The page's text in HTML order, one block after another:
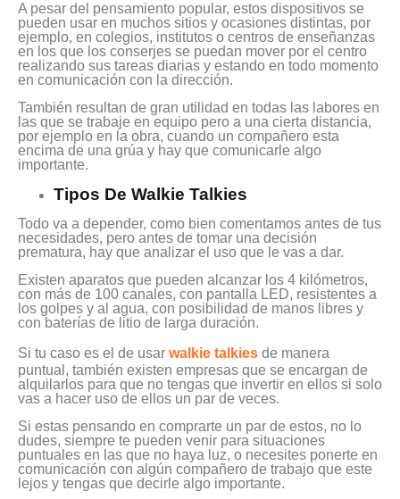
A pesar del pensamiento popular, estos dispositivos se
pueden usar en muchos sitios y ocasiones distintas, por
ejemplo, en colegios, institutos o centros de enseñanzas
en los que los conserjes se puedan mover por el centro
realizando sus tareas diarias y estando en todo momento
en comunicación con la dirección.
También resultan de gran utilidad en todas las labores en
las que se trabaje en equipo pero a una cierta distancia,
por ejemplo en la obra, cuando un compañero esta
encima de una grúa y hay que comunicarle algo
importante.
Tipos De Walkie Talkies
Todo va a depender, como bien comentamos antes de tus
necesidades, pero antes de tomar una decisión
prematura, hay que analizar el uso que le vas a dar.
Existen aparatos que pueden alcanzar los 4 kilómetros,
con más de 100 canales, con pantalla LED, resistentes a
los golpes y al agua, con posibilidad de manos libres y
con baterías de litio de larga duración.
Si tu caso es el de usar walkie talkies de manera
puntual, también existen empresas que se encargan de
alquilarlos para que no tengas que invertir en ellos si solo
vas a hacer uso de ellos un par de veces.
Si estas pensando en comprarte un par de estos, no lo
dudes, siempre te pueden venir para situaciones
puntuales en las que no haya luz, o necesites ponerte en
comunicación con algún compañero de trabajo que este
lejos y tengas que decirle algo importante.